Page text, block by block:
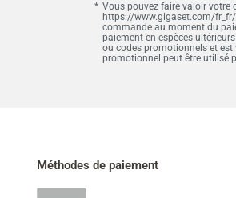
Vous pouvez faire valoir votre
https://www.gigaset.com/fr_fr/
commande au moment du
paiement en espèces
ou codes promotionnels et est
promotionnel peut être utilisé
Méthodes de paiement